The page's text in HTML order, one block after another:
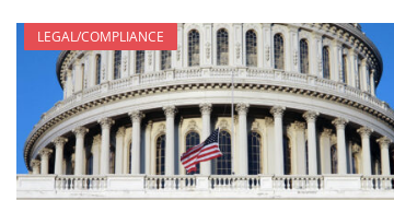
LEGAL/COMPLIANCE